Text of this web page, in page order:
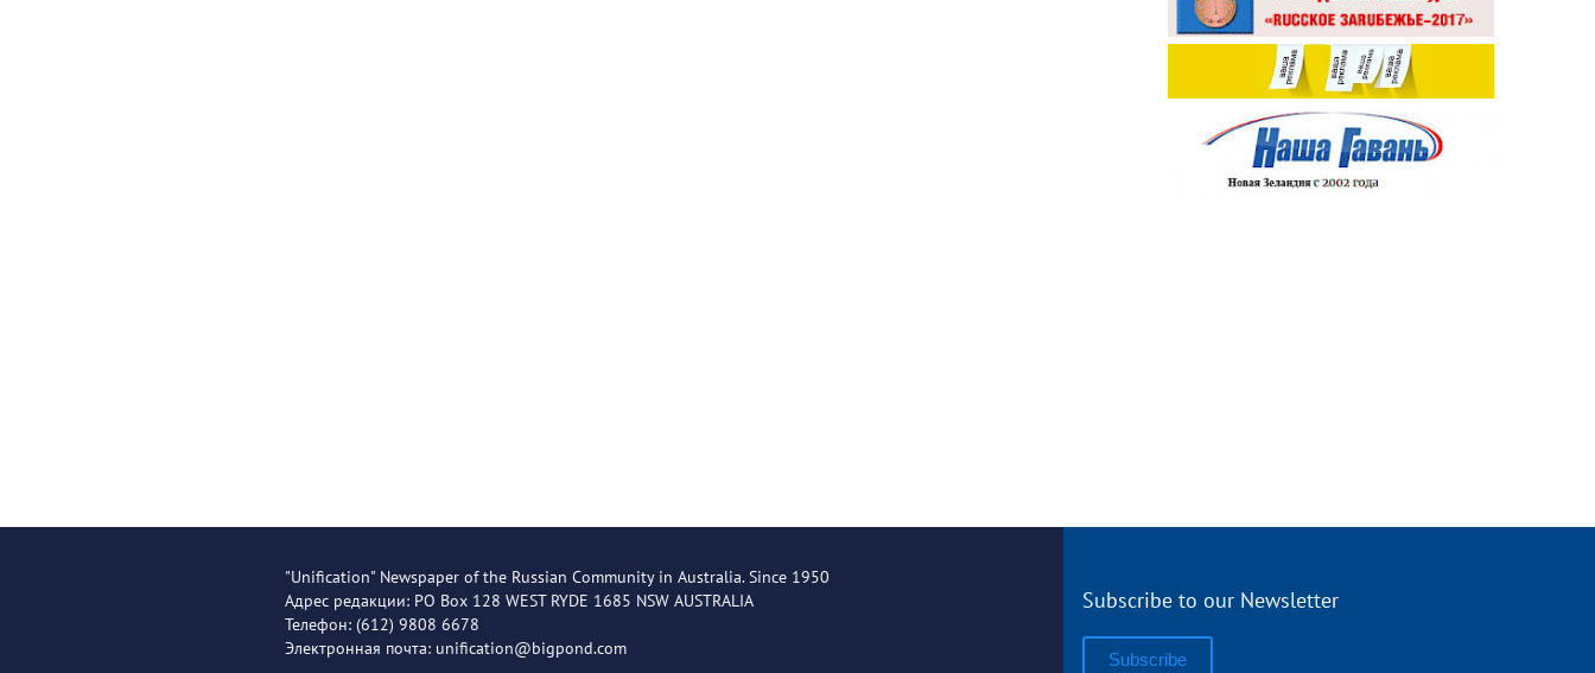
"Unification" Newspaper of the Russian Community in Australia. Since 1950
Адрес редакции: PO Box 128 WEST RYDE 1685 NSW AUSTRALIA
Телефон: (612) 9808 6678
Электронная почта: unification@bigpond.com
Subscribe to our Newsletter
Subscribe